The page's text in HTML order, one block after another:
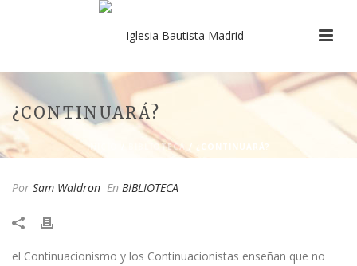
¿CONTINUARÁ?
INICIO BIBLIOTECA / ¿CONTINUARÁ?
Por Sam Waldron En BIBLIOTECA
el Continuacionismo y los Continuacionistas enseñan que no